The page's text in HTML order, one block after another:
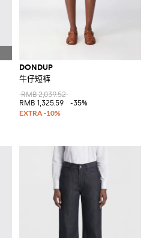
DONDUP
牛仔短裤
RMB 2,039.52
RMB 1,325.59
-35%